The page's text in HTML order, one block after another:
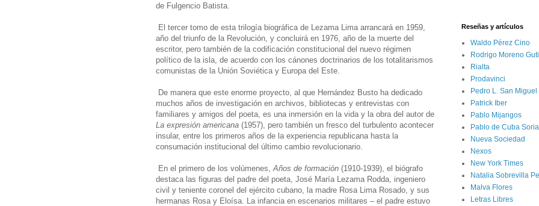
de Fulgencio Batista.
El tercer tomo de esta trilogía biográfica de Lezama Lima arrancará en 1959,
año del triunfo de la Revolución, y concluirá en 1976, año de la muerte del
escritor, pero también de la codificación constitucional del nuevo régimen
político de la isla, de acuerdo con los cánones doctrinarios de los totalitarismos
comunistas de la Unión Soviética y Europa del Este.
De manera que este enorme proyecto, al que Hernández Busto ha dedicado
muchos años de investigación en archivos, bibliotecas y entrevistas con
familiares y amigos del poeta, es una inmersión en la vida y la obra del autor de
La expresión americana (1957), pero también un fresco del turbulento acontecer
insular, entre los primeros años de la experiencia republicana hasta la
consumación institucional del último cambio revolucionario.
En el primero de los volúmenes, Años de formación (1910-1939), el biógrafo
destaca las figuras del padre del poeta, José María Lezama Rodda, ingeniero
civil y teniente coronel del ejército cubano, la madre Rosa Lima Rosado, y sus
hermanas Rosa y Eloísa. La infancia en escenarios militares – el padre estuvo
Reseñas y artículos
Waldo Pérez Cino
Rodrigo Moreno
Rialta
Prodavinci
Pedro L. San Miguel
Patrick Iber
Pablo Mijangos
Pablo de Cuba Soria
Nueva Sociedad
Nexos
New York Times
Natalia Sobrevilla
Malva Flores
Letras Libres